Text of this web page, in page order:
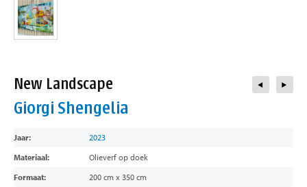
contact
New Landscape
Giorgi Shengelia
Jaar:
2023
Materiaal:
Olieverf op doek
Formaat:
200 cm x 350 cm